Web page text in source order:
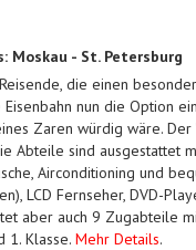
Moskau - St. Petersburg
die einen
nun die Option
Zaren würdig wäre. Der
Abteile sind ausgestattet
Airconditioning und
LCD Fernseher, DVD-
aber auch 9 Zugabteile
1. Klasse. Mehr Details.